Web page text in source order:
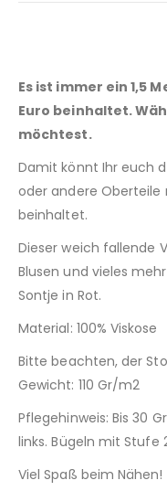
Es ist immer ein 1,5
Euro beinhaltet.
möchtest.
Damit könnt Ihr euch
oder andere Oberteile
beinhaltet.
Dieser weich fallende
Blusen und vieles
Sontje in Rot.
Material: 100% Viskose
Bitte beachten, der
Gewicht: 110 Gr/m2
Pflegehinweis: Bis 30
links. Bügeln mit Stufe
Viel Spaß beim Nähen!